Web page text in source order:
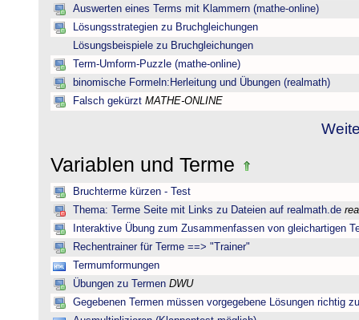
Auswerten eines Terms mit Klammern (mathe-online)
Lösungsstrategien zu Bruchgleichungen
Lösungsbeispiele zu Bruchgleichungen
Term-Umform-Puzzle (mathe-online)
binomische Formeln:Herleitung und Übungen (realmath)
Falsch gekürzt MATHE-ONLINE
Variablen und Terme
Bruchterme kürzen - Test
Thema: Terme Seite mit Links zu Dateien auf realmath.de
Interaktive Übung zum Zusammenfassen von gleichartigen
Rechentrainer für Terme ==> "Trainer"
Termumformungen
Übungen zu Termen DWU
Gegebenen Termen müssen vorgegebene Lösungen richtig